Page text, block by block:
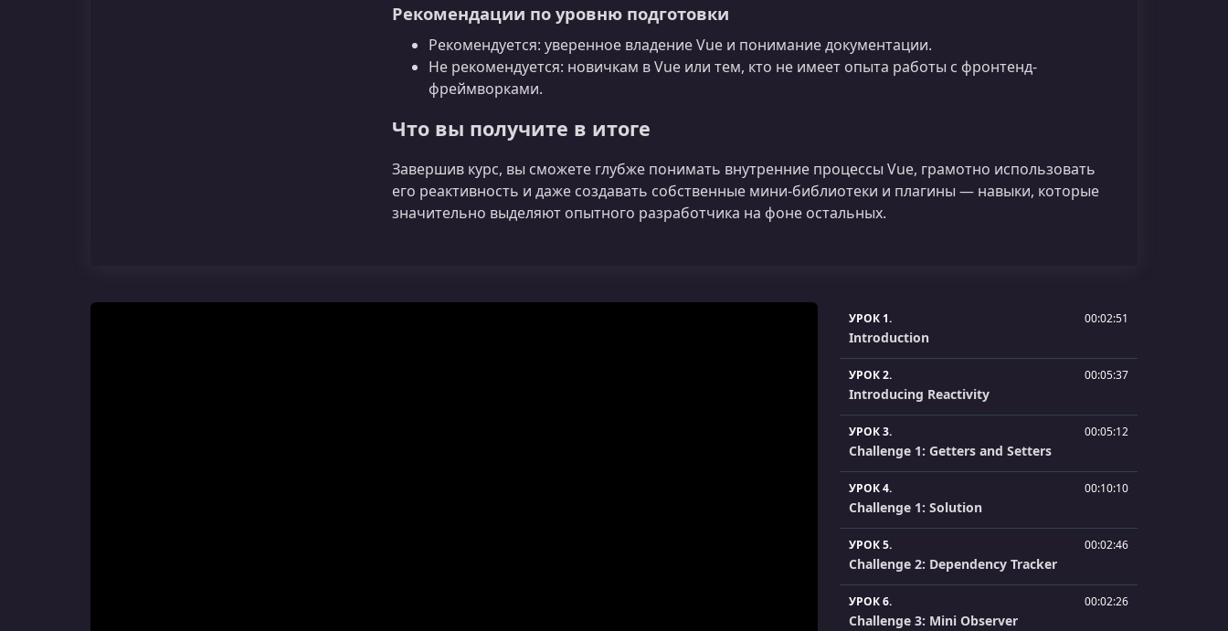
Рекомендации по уровню подготовки
Рекомендуется: уверенное владение Vue и понимание документации.
Не рекомендуется: новичкам в Vue или тем, кто не имеет опыта работы с фронтенд-
фреймворками.
Что вы получите в итоге
Завершив курс, вы сможете глубже понимать внутренние процессы Vue, грамотно использовать
его реактивность и даже создавать собственные мини-библиотеки и плагины — навыки, которые
значительно выделяют опытного разработчика на фоне остальных.
УРОК 1. 00:02:51
Introduction
УРОК 2. 00:05:37
Introducing Reactivity
УРОК 3. 00:05:12
Challenge 1: Getters and Setters
УРОК 4. 00:10:10
Challenge 1: Solution
УРОК 5. 00:02:46
Challenge 2: Dependency Tracker
УРОК 6. 00:02:26
Challenge 3: Mini Observer